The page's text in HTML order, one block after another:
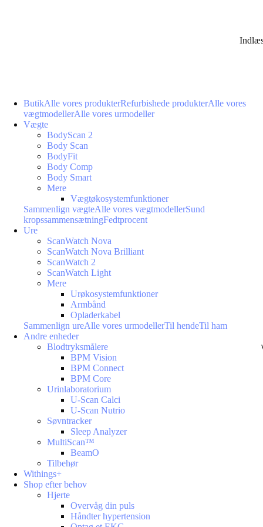
ButikAlle vores produkterRefurbishede produkterAlle vores
vægtmodellerAlle vores urmodeller
Vægte
BodyScan 2
Body Scan
BodyFit
Body Comp
Body Smart
Mere
Vægtøkosystemfunktioner
Sammenlign vægteAlle vores vægtmodellerSund
kropssammensætningFedtprocent
Ure
ScanWatch Nova
ScanWatch Nova Brilliant
ScanWatch 2
ScanWatch Light
Mere
Urøkosystemfunktioner
Armbånd
Opladerkabel
Sammenlign ureAlle vores urmodellerTil hendeTil ham
Andre enheder
Blodtryksmålere
BPM Vision
BPM Connect
BPM Core
Urinlaboratorium
U-Scan Calci
U-Scan Nutrio
Søvntracker
Sleep Analyzer
MultiScan™
BeamO
Tilbehør
Withings+
Shop efter behov
Hjerte
Overvåg din puls
Håndter hypertension